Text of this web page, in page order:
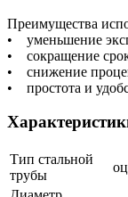
Преимущества
• уменьшение
• сокращение
• снижение
• простота и
Тип стальной
трубы